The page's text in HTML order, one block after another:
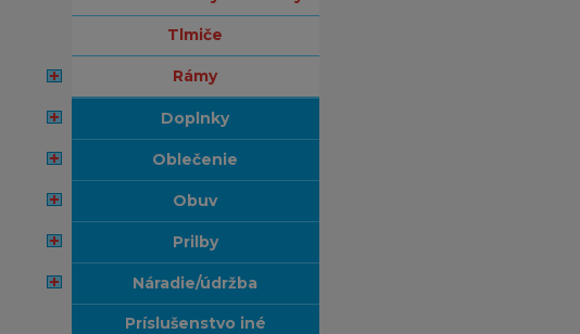
tlmiče
rámy
doplnky
oblečenie
obuv
prilby
náradie/údržba
príslušenstvo iné